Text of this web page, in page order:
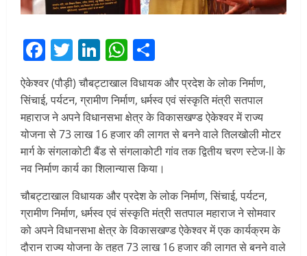
Facebook
Twitter
LinkedIn
WhatsApp
ऐकेश्वर (पौड़ी) चौबट्टाखाल विधायक और प्रदेश के लोक निर्माण,
सिंचाई, पर्यटन, ग्रामीण निर्माण, धर्मस्व एवं संस्कृति मंत्री सतपाल
महाराज ने अपने विधानसभा क्षेत्र के विकासखण्ड ऐकेश्वर में राज्य
योजना से 73 लाख 16 हजार की लागत से बनने वाले तिलखोली मोटर
मार्ग के संगलाकोटी बैंड से संगलाकोटी गांव तक द्वितीय चरण स्टेज-ll के
नव निर्माण कार्य का शिलान्यास किया।
चौबट्टाखाल विधायक और प्रदेश के लोक निर्माण, सिंचाई, पर्यटन,
ग्रामीण निर्माण, धर्मस्व एवं संस्कृति मंत्री सतपाल महाराज ने सोमवार
को अपने विधानसभा क्षेत्र के विकासखण्ड ऐकेश्वर में एक कार्यक्रम के
दौरान राज्य योजना के तहत 73 लाख 16 हजार की लागत से बनने वाले